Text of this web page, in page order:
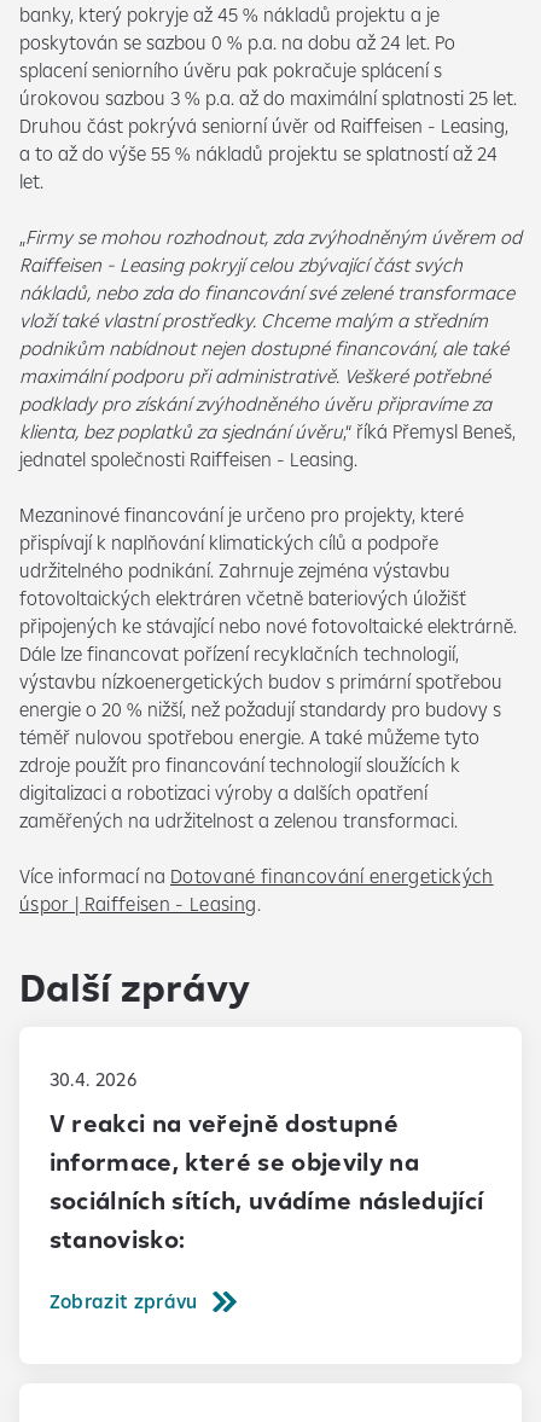
banky, který pokryje až 45 % nákladů projektu a je
poskytován se sazbou 0 % p.a. na dobu až 24 let. Po
splacení seniorního úvěru pak pokračuje splácení s
úrokovou sazbou 3 % p.a. až do maximální splatnosti 25 let.
Druhou část pokrývá seniorní úvěr od Raiffeisen - Leasing,
a to až do výše 55 % nákladů projektu se splatností až 24
let.
„Firmy se mohou rozhodnout, zda zvýhodněným úvěrem od
Raiffeisen - Leasing pokryjí celou zbývající část svých
nákladů, nebo zda do financování své zelené transformace
vloží také vlastní prostředky. Chceme malým a středním
podnikům nabídnout nejen dostupné financování, ale také
maximální podporu při administrativě. Veškeré potřebné
podklady pro získání zvýhodněného úvěru připravíme za
klienta, bez poplatků za sjednání úvěru,“ říká Přemysl Beneš,
jednatel společnosti Raiffeisen - Leasing.
Mezaninové financování je určeno pro projekty, které
přispívají k naplňování klimatických cílů a podpoře
udržitelného podnikání. Zahrnuje zejména výstavbu
fotovoltaických elektráren včetně bateriových úložišť
připojených ke stávající nebo nové fotovoltaické elektrárně.
Dále lze financovat pořízení recyklačních technologií,
výstavbu nízkoenergetických budov s primární spotřebou
energie o 20 % nižší, než požadují standardy pro budovy s
téměř nulovou spotřebou energie. A také můžeme tyto
zdroje použít pro financování technologií sloužících k
digitalizaci a robotizaci výroby a dalších opatření
zaměřených na udržitelnost a zelenou transformaci.
Více informací na Dotované financování energetických
úspor | Raiffeisen - Leasing.
Další zprávy
30.4. 2026
V reakci na veřejně dostupné
informace, které se objevily na
sociálních sítích, uvádíme následující
stanovisko:
Zobrazit zprávu